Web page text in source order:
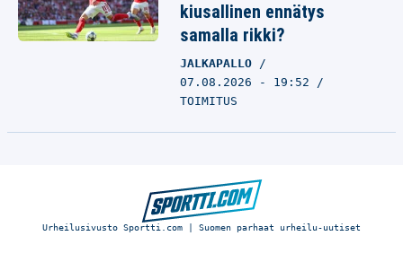
kiusallinen ennätys
samalla rikki?
JALKAPALLO
07.08.2026 - 19:52
TOIMITUS
Urheilusivusto Sportti.com | Suomen parhaat urheilu-uutiset